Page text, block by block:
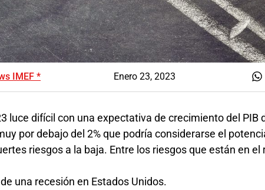
IMEF * Enero 23, 2023
luce difícil con una expectativa de crecimiento del PIB
por debajo del 2% que podría considerarse el
riesgos a la baja. Entre los riesgos que están en el
una recesión en Estados Unidos.